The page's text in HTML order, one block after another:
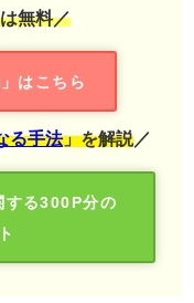
無料／
はこちら
る手法」を解説／
する300P分の